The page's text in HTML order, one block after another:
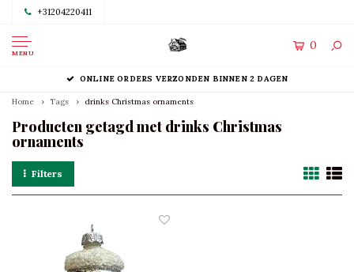
+31204220411
MENU
0
ONLINE ORDERS VERZONDEN BINNEN 2 DAGEN
Home Tags drinks Christmas ornaments
Producten getagd met drinks Christmas
ornaments
Filters